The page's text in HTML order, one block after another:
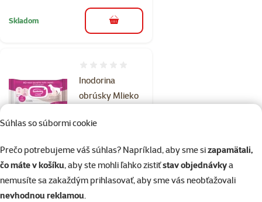
Súhlas so súbormi cookie
Prečo potrebujeme váš súhlas? Napríklad, aby sme sizapamätali,
čo máte v košíku, aby ste mohli ľahko zistiťstav objednávkya
nemusíte sa zakaždým prihlasovať, aby sme vás neobťažovali
nevhodnou reklamou.
Skladom do košíka
Inodorina
obrúsky Mlieko
vitaminmi 40 ks
Cena
5,99 €
Skladom do košíka